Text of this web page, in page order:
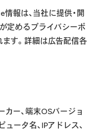
報は、当社に提供・開
定めるプライバシーポ
す。詳細は広告配信各
カー、端末OSバージョ
ュータ名、IPアドレス、